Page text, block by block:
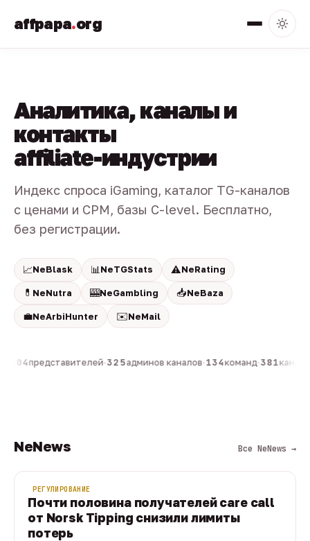
affpapa.org
Аналитика, каналы и
контакты
affiliate-индустрии
Индекс спроса iGaming, каталог TG-каналов
с ценами и CPM, базы C-level. Бесплатно,
без регистрации.
📈NeBlask 📊 NeTGStats ⚠️NeRating
💊 NeNutra 🎰NeGambling 📥NeBaza
💼NeArbiHunter ✉️NeMail
804представителей·325админов каналов·134команд·381
NeNews Все NeNews →
РЕГУЛИРОВАНИЕ
Почти половина получателей care call
от Norsk Tipping снизили лимиты
потерь